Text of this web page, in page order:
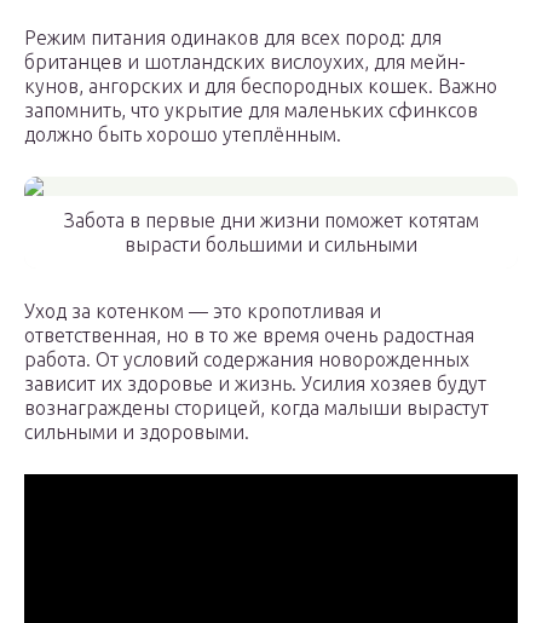
Режим питания одинаков для всех пород: для
британцев и шотландских вислоухих, для мейн-
кунов, ангорских и для беспородных кошек. Важно
запомнить, что укрытие для маленьких сфинксов
должно быть хорошо утеплённым.
Забота в первые дни жизни поможет котятам
вырасти большими и сильными
Уход за котенком — это кропотливая и
ответственная, но в то же время очень радостная
работа. От условий содержания новорожденных
зависит их здоровье и жизнь. Усилия хозяев будут
вознаграждены сторицей, когда малыши вырастут
сильными и здоровыми.